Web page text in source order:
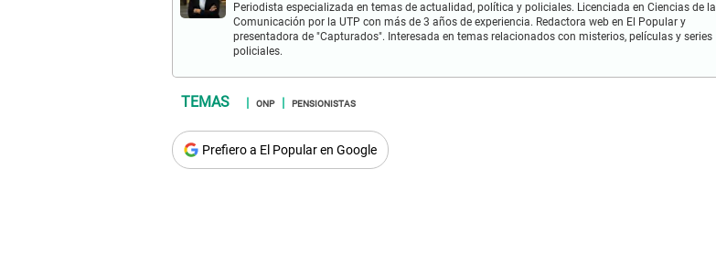
Periodista especializada en temas de actualidad, política y policiales. Licenciada en Ciencias de la
Comunicación por la UTP con más de 3 años de experiencia. Redactora web en El Popular y
presentadora de "Capturados". Interesada en temas relacionados con misterios, películas y series
policiales.
ONP PENSIONISTAS
Prefiero a El Popular en Google